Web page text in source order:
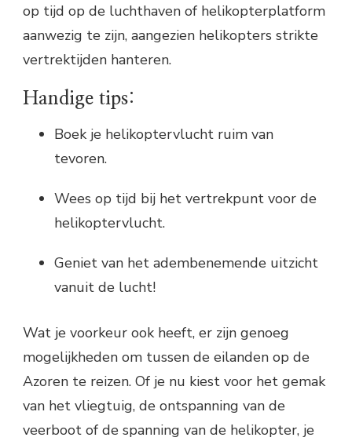
op tijd op de luchthaven of helikopterplatform
aanwezig te zijn, aangezien helikopters strikte
vertrektijden hanteren.
Handige tips:
Boek je helikoptervlucht ruim van
tevoren.
Wees op tijd bij het vertrekpunt voor de
helikoptervlucht.
Geniet van het adembenemende uitzicht
vanuit de lucht!
Wat je voorkeur ook heeft, er zijn genoeg
mogelijkheden om tussen de eilanden op de
Azoren te reizen. Of je nu kiest voor het gemak
van het vliegtuig, de ontspanning van de
veerboot of de spanning van de helikopter, je